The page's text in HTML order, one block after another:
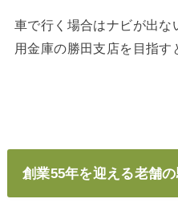
車で行く場合はナビが出
用金庫の勝田支店を目指す
創業55年を迎える老舗